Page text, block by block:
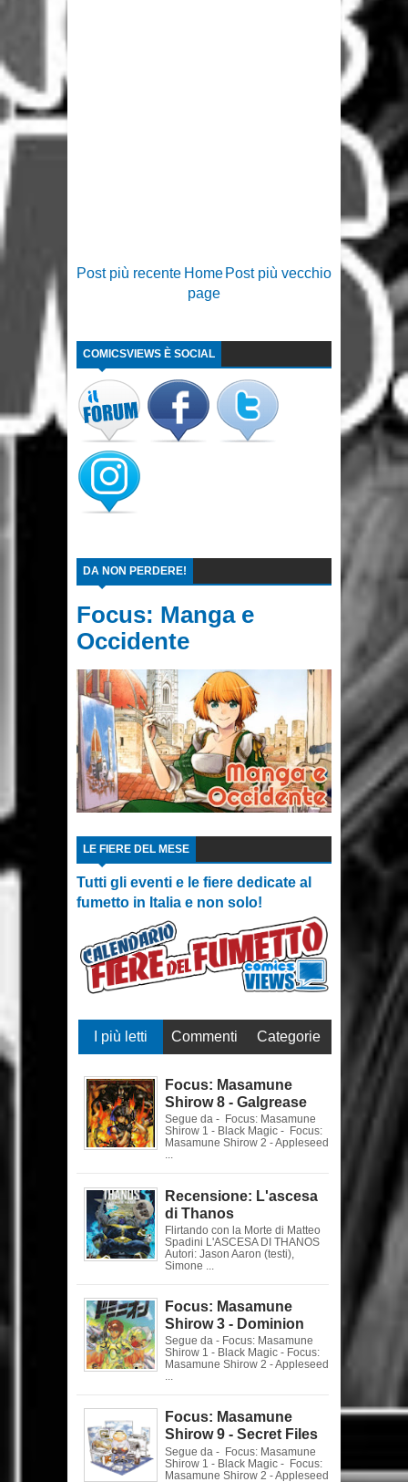
Post più recente Post più vecchio
Home
page
COMICSVIEWS È SOCIAL
DA NON PERDERE!
Focus: Manga e
Occidente
LE FIERE DEL MESE
Tutti gli eventi e le fiere dedicate al
fumetto in Italia e non solo!
I più letti Commenti Categorie
Focus: Masamune
Shirow 8 - Galgrease
Segue da - Focus: Masamune
Shirow 1 - Black Magic - Focus:
Masamune Shirow 2 - Appleseed
...
Recensione: L'ascesa
di Thanos
Flirtando con la Morte di Matteo
Spadini L'ASCESA DI THANOS
Autori: Jason Aaron (testi),
Simone ...
Focus: Masamune
Shirow 3 - Dominion
Segue da - Focus: Masamune
Shirow 1 - Black Magic - Focus:
Masamune Shirow 2 - Appleseed
Focus: Masamune
Shirow 9 - Secret Files
Segue da - Focus: Masamune
Shirow 1 - Black Magic - Focus:
Masamune Shirow 2 - Appleseed